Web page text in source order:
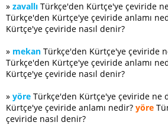
» zavallı Türkçe'den Kürtçe'ye çeviride
Türkçe'den Kürtçe'ye çeviride anlamı
Kürtçe'ye çeviride nasıl denir?
» mekan Türkçe'den Kürtçe'ye çeviride
Türkçe'den Kürtçe'ye çeviride anlamı
Kürtçe'ye çeviride nasıl denir?
» yöre Türkçe'den Kürtçe'ye çeviride ne
Kürtçe'ye çeviride anlamı nedir? yöre
çeviride nasıl denir?